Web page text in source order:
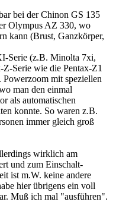
bei der Chinon GS 135
Olympus AZ 330, wo
kann (Brust, Ganzkörper,
Serie (z.B. Minolta 7xi,
Serie wie die Pentax-Z1
Powerzoom mit speziellen
man den einmal
als automatischen
konnte. So waren z.B.
immer gleich groß
wirklich am
und zum Einschalt-
ist m.W. keine andere
hier übrigens ein voll
Muß ich mal "ausführen".